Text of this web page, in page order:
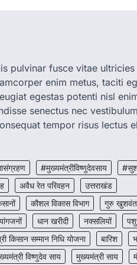
pulvinar fusce vitae
enim metus, taciti
egestas potenti nisl
senectus nec
tempor risus lectus
#मुख्यमंत्रीविष्णुदेवसाय
अवैध रेत परिवहन
उत्तराखंड
कौशल विकास विभाग
गुरु खुशवंत
धान खरीदी नक्सलियों
किसान सम्मान निधि योजना बारिश
विष्णुदेव साय मुख्यमंत्री साय